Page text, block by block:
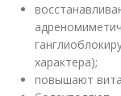
характера);
повышают